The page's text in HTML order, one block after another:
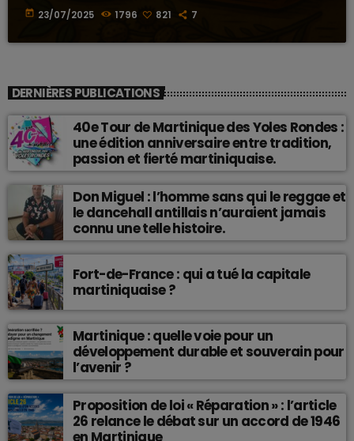
today 23/07/2025 1796 821 7
DERNIÈRES PUBLICATIONS
40e Tour de Martinique des Yoles Rondes :
une édition anniversaire entre tradition,
passion et fierté martiniquaise.
Don Miguel : l’homme sans qui le reggae et
le dancehall antillais n’auraient jamais
connu une telle histoire.
Fort-de-France : qui a tué la capitale
martiniquaise ?
Martinique : quelle voie pour un
développement durable et souverain pour
l’avenir ?
Proposition de loi « Réparation » : l’article
26 relance le débat sur un accord de 1946
en Martinique